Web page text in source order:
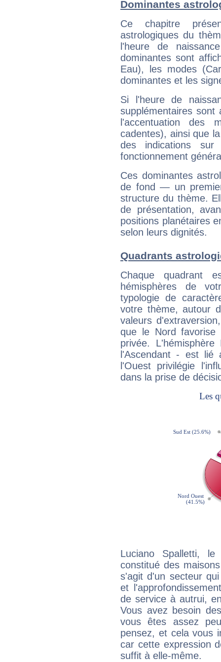
Dominantes
Ce chapitre
astrologiques du
l'heure de
dominantes sont
Eau), les modes
dominantes et les
Si l'heure de
supplémentaires sont
l'accentuation des
cadentes), ainsi que
des indications sur
fonctionnement
Ces dominantes
de fond — un
structure du thème.
de présentation,
positions planétaires
selon leurs dignités.
Quadrants
Chaque quadrant
hémisphères de
typologie de
votre thème, autour
valeurs
que le Nord favorise
privée.
l'Ascendant - est
l'Ouest privilégie
dans la prise de
Luciano Spalletti,
constitué des
s'agit d'un secteur
et
de service à autrui,
Vous avez besoin
vous êtes assez
pensez, et cela vous
car cette expression
suffit à elle-même.